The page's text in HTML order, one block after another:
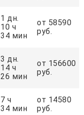
1 дн.
10 ч
34 мин
от 58590
руб.
3 дн.
14 ч
26 мин
от 156600
руб.
7 ч
34 мин
от 14580
руб.